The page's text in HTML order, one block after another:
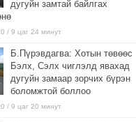
дугуйн замтай байлгах
/ 9 цаг 24 минут
Б.Пүрэвдагва: Хотын төвөөс
Бэлх, Сэлх чиглэлд явахад
дугуйн замаар зорчих бүрэн
боломжтой боллоо
/ 9 цаг 20 минут